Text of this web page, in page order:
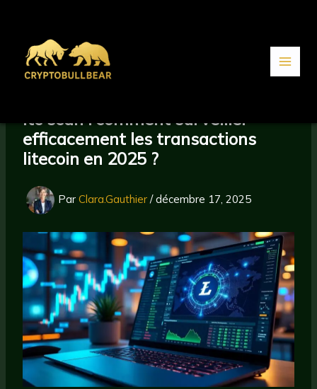
ltc scan : comment surveiller
efficacement les transactions
litecoin en 2025 ?
ParClara.Gauthier/décembre 17, 2025